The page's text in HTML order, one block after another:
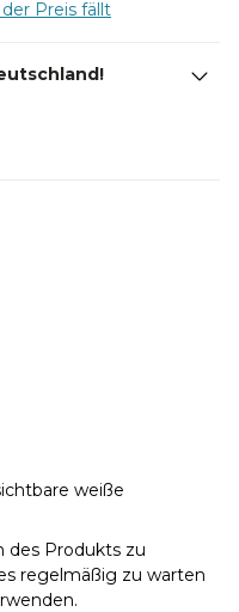
Preis fällt
weiße
des Produkts zu
regelmäßig zu warten